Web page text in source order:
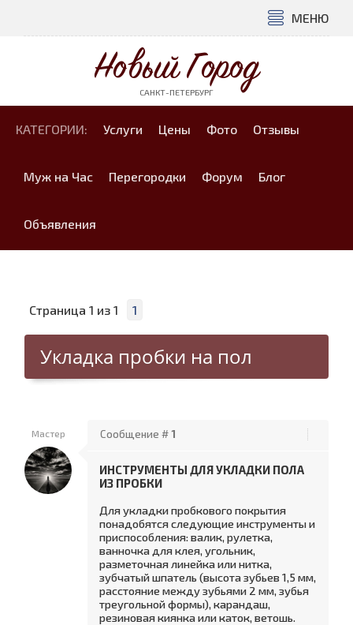
МЕНЮ
Новый Город
САНКТ-ПЕТЕРБУРГ
КАТЕГОРИИ: Услуги Цены Фото Отзывы
Муж на Час Перегородки Форум Блог
Объявления
Страница 1 из 1 1
Укладка пробки на пол
Мастер Сообщение #1
ИНСТРУМЕНТЫ ДЛЯ УКЛАДКИ ПОЛА
ИЗ ПРОБКИ
Для укладки пробкового покрытия
понадобятся следующие инструменты и
приспособления: валик, рулетка,
ванночка для клея, угольник,
разметочная линейка или нитка,
зубчатый шпатель (высота зубьев 1,5 мм,
расстояние между зубьями 2 мм, зубья
треугольной формы), карандаш,
резиновая киянка или каток, ветошь.